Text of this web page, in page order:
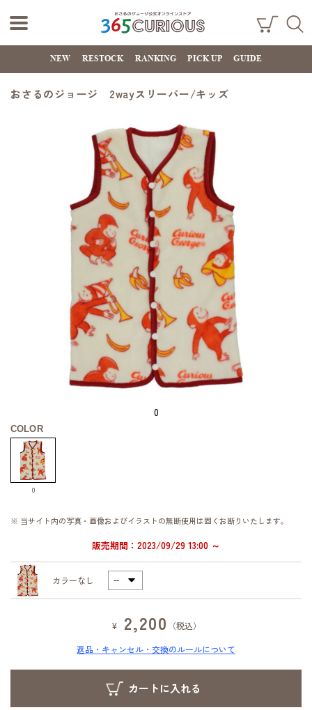
おさるのジョー
ジ公式オンライ
ンストア
ング
カー
NEW RESTOCK RANKING PICK UP GUIDE
おさるのジョージ 2wayスリーパー/キッズ
0
COLOR
0
※ 当サイト内の写真・画像およびイラストの無断使用は固くお断りいたします。
販売期間：2023/09/29 13:00 ～
カラーなし
¥ 2,200
（税込）
返品・キャンセル・交換のルールについて